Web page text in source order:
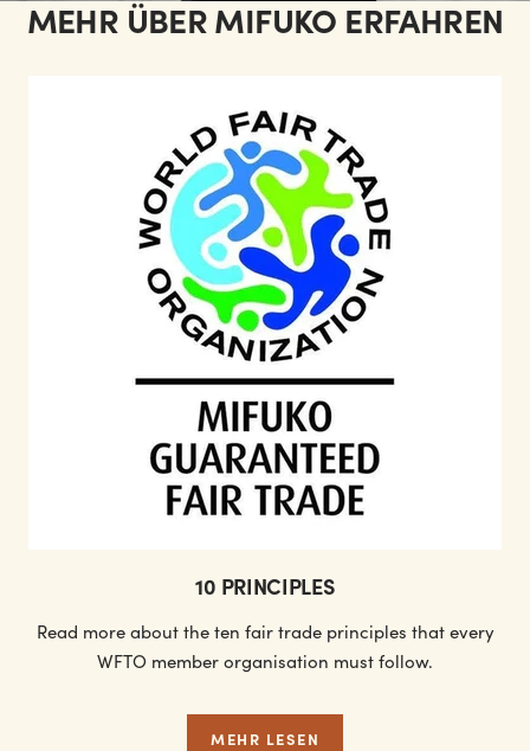
MEHR ÜBER MIFUKO ERFAHREN
10 PRINCIPLES
Read more about the ten fair trade principles that every
WFTO member organisation must follow.
MEHR LESEN